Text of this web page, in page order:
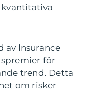
av Insurance
för
trend. Detta
om risker